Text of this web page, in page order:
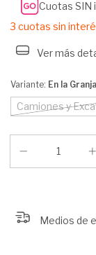
Cuotas SIN
3 cuotas sin
Ver más
Variante: En la Granja
Camiones y
Medios de